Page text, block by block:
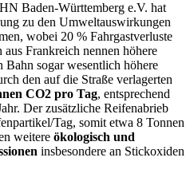
Baden-Württemberg e.V. hat
zu den Umweltauswirkungen
wobei 20 % Fahrgastverluste
Frankreich nennen höhere
Bahn sogar wesentlich höhere
den auf die Straße verlagerten
CO2 pro Tag, entsprechend
Der zusätzliche Reifenabrieb
Tag, somit etwa 8 Tonnen
weitere ökologisch und
insbesondere an Stickoxiden